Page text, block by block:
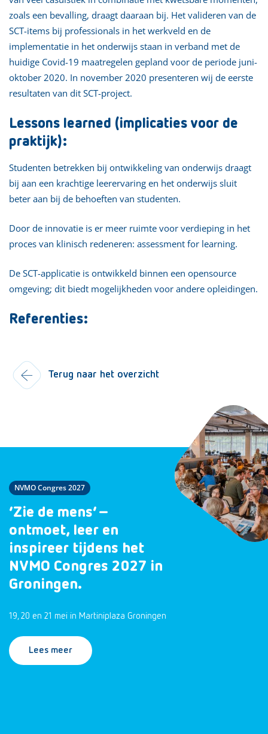
zoals een bevalling, draagt daaraan bij. Het valideren van de
SCT-items bij professionals in het werkveld en de
implementatie in het onderwijs staan in verband met de
huidige Covid-19 maatregelen gepland voor de periode juni-
oktober 2020. In november 2020 presenteren wij de eerste
resultaten van dit SCT-project.
Lessons learned (implicaties voor de
praktijk):
Studenten betrekken bij ontwikkeling van onderwijs draagt
bij aan een krachtige leerervaring en het onderwijs sluit
beter aan bij de behoeften van studenten.
Door de innovatie is er meer ruimte voor verdieping in het
proces van klinisch redeneren: assessment for learning.
De SCT-applicatie is ontwikkeld binnen een opensource
omgeving; dit biedt mogelijkheden voor andere opleidingen.
Referenties:
Terug naar het overzicht
NVMO Congres 2027
‘Zie de mens’ –
ontmoet, leer en
inspireer tijdens het
NVMO Congres 2027 in
Groningen.
19, 20 en 21 mei in Martiniplaza Groningen
Lees meer